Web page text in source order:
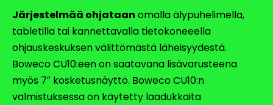
Järjestelmää ohjataan omalla älypuhelimella,
tabletilla tai kannettavalla tietokoneeella
ohjauskeskuksen välittömästä läheisyydestä.
Boweco CU10:een on saatavana lisävarusteena
myös 7″ kosketusnäyttö. Boweco CU10:n
valmistuksessa on käytetty laadukkaita